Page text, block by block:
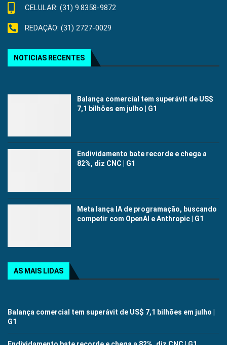
CELULAR: (31) 9.8358-9872
REDAÇÃO: (31) 2727-0029
NOTICIAS RECENTES
Balança comercial tem superávit de US$
7,1 bilhões em julho | G1
Endividamento bate recorde e chega a
82%, diz CNC | G1
Meta lança IA de programação, buscando
competir com OpenAI e Anthropic | G1
AS MAIS LIDAS
Balança comercial tem superávit de US$ 7,1 bilhões em julho |
G1